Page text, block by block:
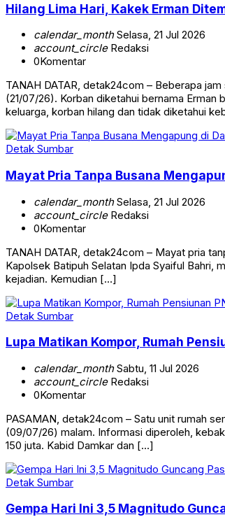
Hilang Lima Hari, Kakek Erman
calendar_monthSelasa, 21 Jul 2026
account_circleRedaksi
0Komentar
TANAH DATAR, detak24com – Beberapa
(21/07/26). Korban diketahui bernama Erman
keluarga, korban hilang dan tidak diketahui
Detak Sumbar
Mayat Pria Tanpa Busana
calendar_monthSelasa, 21 Jul 2026
account_circleRedaksi
0Komentar
TANAH DATAR, detak24com – Mayat pria
Kapolsek Batipuh Selatan Ipda Syaiful Bahri,
kejadian. Kemudian […]
Detak Sumbar
Lupa Matikan Kompor, Rumah
calendar_monthSabtu, 11 Jul 2026
account_circleRedaksi
0Komentar
PASAMAN, detak24com – Satu unit rumah
(09/07/26) malam. Informasi diperoleh,
150 juta. Kabid Damkar dan […]
Detak Sumbar
Gempa Hari Ini 3,5 Magnitudo